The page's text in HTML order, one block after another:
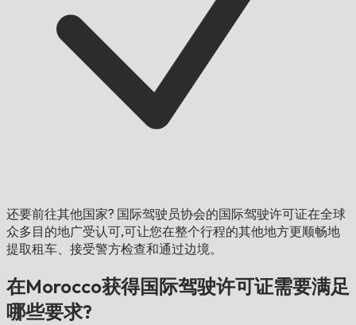
还要前往其他国家? 国际驾驶员协会的国际驾驶许可证在全球
众多目的地广受认可,可让您在整个行程的其他地方更顺畅地
提取租车、接受警方检查和通过边境。
在Morocco获得国际驾驶许可证需要满足
哪些要求?